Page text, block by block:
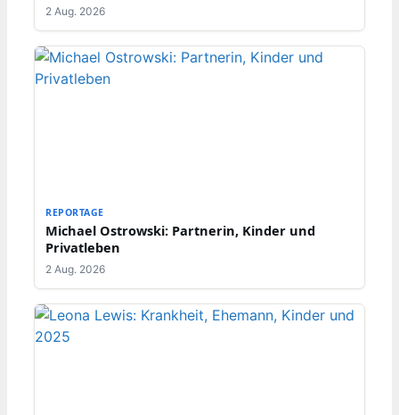
2 Aug. 2026
REPORTAGE
Michael Ostrowski: Partnerin, Kinder und
Privatleben
2 Aug. 2026